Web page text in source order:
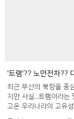
니다. 부산 우리말 가
시민들의 의견을 합해
는 다음과 같습니다.
'트램'?? 노면전차??
최근 부산의 북항을 중
지만 사실...트램이라는
고온 우리나라의 고유